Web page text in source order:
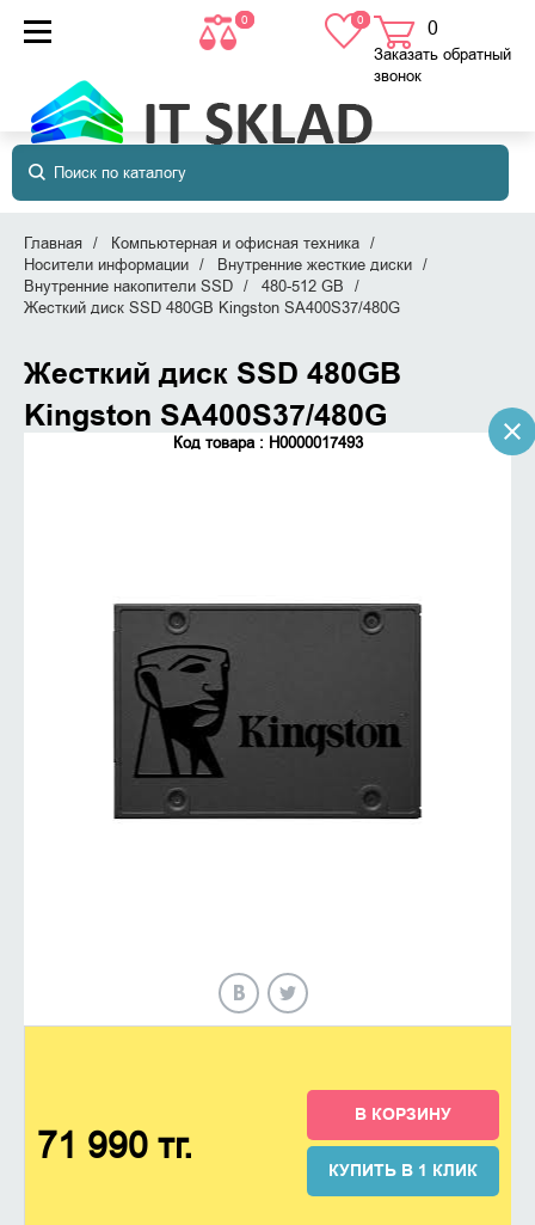
0 0 0
в корзине
Заказать обратный
звонок
Главная
Компьютерная и офисная техника
Носители информации
Внутренние жесткие диски
Внутренние накопители SSD
480-512 GB
Жесткий диск SSD 480GB Kingston SA400S37/480G
Жесткий диск SSD 480GB
Kingston SA400S37/480G
Код товара : Н0000017493
71 990 тг.
В КОРЗИНУ
КУПИТЬ В 1 КЛИК